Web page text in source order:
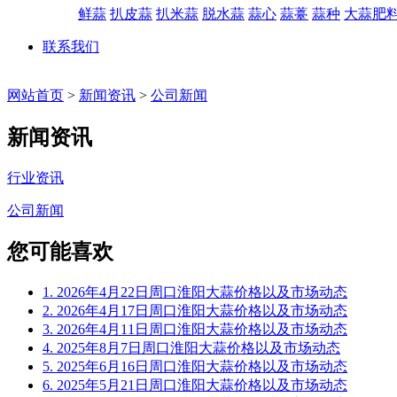
鲜蒜 扒皮蒜 扒米蒜 脱水蒜 蒜心 蒜薹 蒜种 大蒜肥
联系我们
网站首页 > 新闻资讯 > 公司新闻
新闻资讯
行业资讯
公司新闻
您可能喜欢
1. 2026年4月22日周口淮阳大蒜价格以及市场动态
2. 2026年4月17日周口淮阳大蒜价格以及市场动态
3. 2026年4月11日周口淮阳大蒜价格以及市场动态
4. 2025年8月7日周口淮阳大蒜价格以及市场动态
5. 2025年6月16日周口淮阳大蒜价格以及市场动态
6. 2025年5月21日周口淮阳大蒜价格以及市场动态